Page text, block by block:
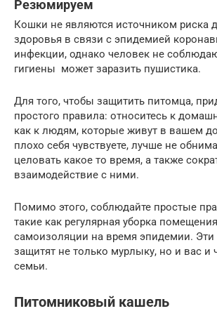
Резюмируем
Кошки не являются источником риска
здоровья в связи с эпидемией
инфекции, однако человек не
гигиены может заразить пушистика.
Для того, чтобы защитить питомца,
простого правила: относитесь к
как к людям, которые живут в вашем
плохо себя чувствуете, лучше не
целовать какое то время, а также
взаимодействие с ними.
Помимо этого, соблюдайте простые
такие как регулярная уборка
самоизоляции на время эпидемии. Эти
защитят не только мурлыку, но и вас и
семьи.
Питомниковый кашель